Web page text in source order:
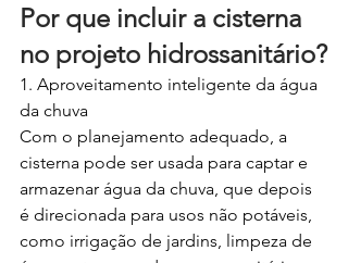
Por que incluir a cisterna
no projeto hidrossanitário?
1. Aproveitamento inteligente da água
da chuva
Com o planejamento adequado, a
cisterna pode ser usada para captar e
armazenar água da chuva, que depois
é direcionada para usos não potáveis,
como irrigação de jardins, limpeza de